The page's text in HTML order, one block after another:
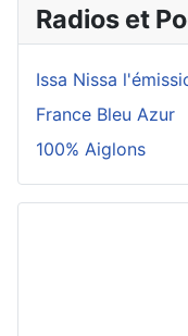
Radios et
Issa Nissa
France Bleu Azur
100% Aiglons